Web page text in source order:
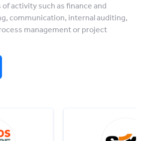
activity such as finance and
communication, internal auditing,
management or project